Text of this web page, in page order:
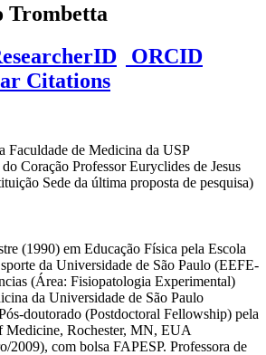
Trombetta
ORCID
Citations
Faculdade de Medicina da USP
Coração Professor Euryclides de Jesus
Sede da última proposta de pesquisa)
(1990) em Educação Física pela Escola
da Universidade de São Paulo (EEFE-
(Área: Fisiopatologia Experimental)
da Universidade de São Paulo
doutorado (Postdoctoral Fellowship) pela
Rochester, MN, EUA
2009), com bolsa FAPESP. Professora de